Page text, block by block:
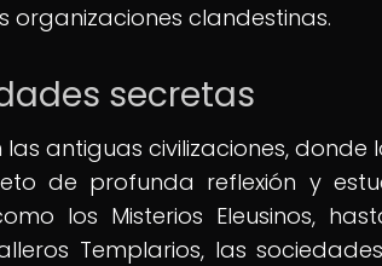
organizaciones clandestinas.
secretas
antiguas civilizaciones, donde
de profunda reflexión y
los Misterios Eleusinos,
Templarios, las